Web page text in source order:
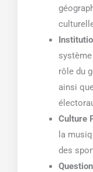
rôle du
ainsi
Culture
la
des